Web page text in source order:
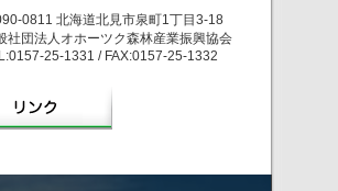
0811 北海道北見市泉町1丁目3-18
社団法人オホーツク森林産業振興協会
25-1331 / FAX:0157-25-1332